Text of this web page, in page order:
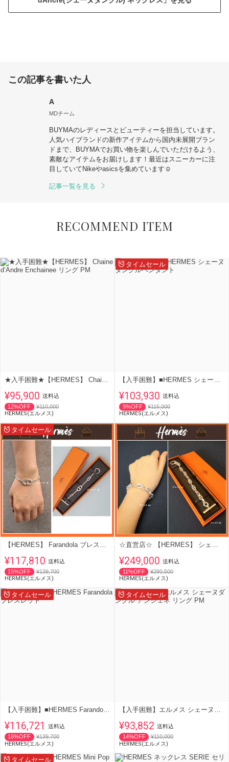
この記事を書いた人
A
MDチーム
BUYMAのレディースとビューティーを担当しています。
人気ハイブランドの新作アイテムから国内未展開ブラン
ドまで、BUYMAでお買い物を楽しんでいただけるよう、
素敵なアイテムをお届けします！最近はスニーカーに注
目していてNikeやasicsを集めています☺︎
記事一覧を見る
RECOMMEND ITEM
¥95,900 送料込
12%OFF
¥110,000
HERMES(エルメス)
タイムセール
¥103,930 送料込
9%OFF
¥115,000
HERMES(エルメス)
タイムセール
【HERMES】 Farandola ブレスレット 《ファランドール》
¥117,810 送料込
15%OFF
¥139,700
HERMES(エルメス)
☆直営店☆ 【HERMES】 シェーヌ・ダンクル ブレスレット MM
¥249,000 送料込
11%OFF
¥280,500
HERMES(エルメス)
タイムセール
【入手困難】■HERMES Farandola ブレスレット
¥116,721
送料込
16%OFF
¥139,700
HERMES(エルメス)
タイムセール
【入手困難】エルメス シェーヌダンクル アンシェネ リング PM
¥93,852 送料込
14%OFF
¥110,000
HERMES(エルメス)
タイムセール